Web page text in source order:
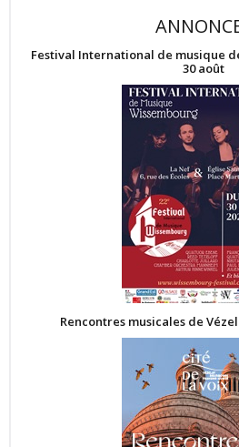
Festival International de musique
30 août
Rencontres musicales de